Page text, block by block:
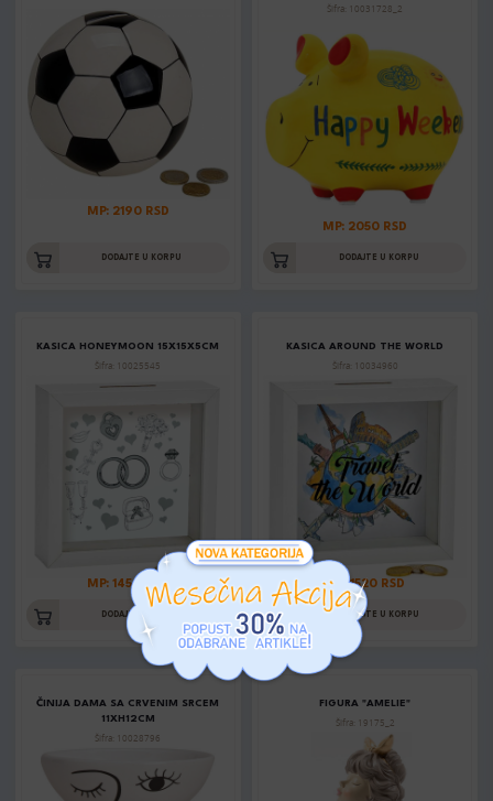
MP: 2190 RSD
DODAJTE U KORPU
Šifra: 10031728_2
MP: 2050 RSD
DODAJTE U KORPU
KASICA HONEYMOON 15X15X5CM
Šifra: 10025545
MP: 1450 RSD
DODAJTE U KORPU
KASICA AROUND THE WORLD
Šifra: 10034960
MP: 1520 RSD
DODAJTE U KORPU
ČINIJA DAMA SA CRVENIM SRCEM
11XH12CM
Šifra: 10028796
FIGURA "AMELIE"
Šifra: 19175_2